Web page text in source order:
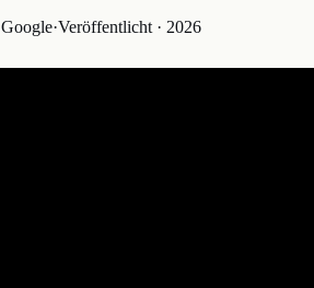
Google·Veröffentlicht · 2026